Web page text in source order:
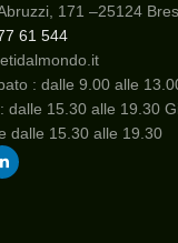
171 –25124
61 544
: dalle 9.00 alle
dalle 15.30 alle 19.30
dalle 15.30 alle 19.30